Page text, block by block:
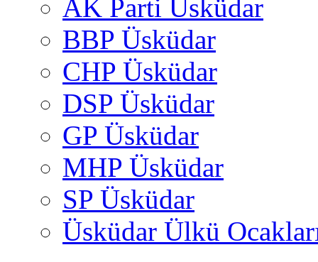
AK Parti Üsküdar
BBP Üsküdar
CHP Üsküdar
DSP Üsküdar
GP Üsküdar
MHP Üsküdar
SP Üsküdar
Üsküdar Ülkü